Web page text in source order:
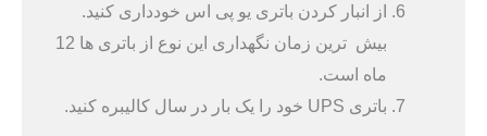
از انبار کردن باتری یو پی اس خودداری کنید.
بیش ترین زمان نگهداری این نوع از باتری ها 12
ماه است.
باتری UPS خود را یک بار در سال کالیبره کنید.